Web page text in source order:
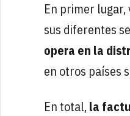
En primer
sus diferentes
opera en la
en otros países
En total,la